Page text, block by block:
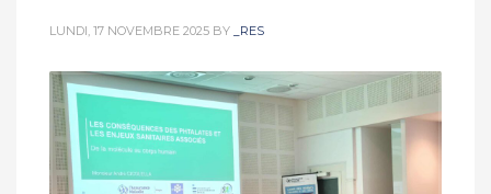
LUNDI, 17 NOVEMBRE 2025 BY _RES